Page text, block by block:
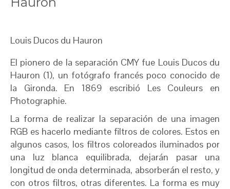
Louis Ducos du Hauron
El pionero de la separación CMY fue Louis Ducos du
Hauron (1), un fotógrafo francés poco conocido de
la Gironda. En 1869 escribió Les Couleurs en
Photographie.
La forma de realizar la separación de una imagen
RGB es hacerlo mediante filtros de colores. Estos en
algunos casos, los filtros coloreados iluminados por
una luz blanca equilibrada, dejarán pasar una
longitud de onda determinada, absorberán el resto, y
con otros filtros, otras diferentes. La forma es muy